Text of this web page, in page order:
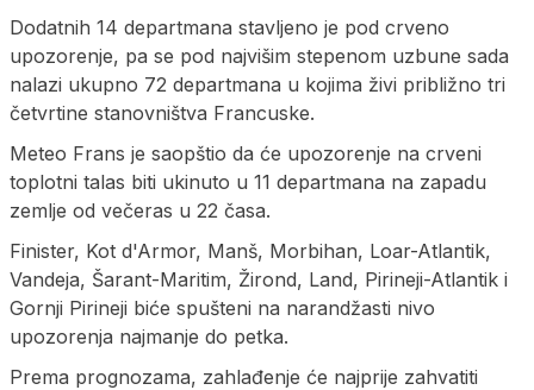
Dodatnih 14 departmana stavljeno je pod crveno
upozorenje, pa se pod najvišim stepenom uzbune sada
nalazi ukupno 72 departmana u kojima živi približno tri
četvrtine stanovništva Francuske.
Meteo Frans je saopštio da će upozorenje na crveni
toplotni talas biti ukinuto u 11 departmana na zapadu
zemlje od večeras u 22 časa.
Finister, Kot d'Armor, Manš, Morbihan, Loar-Atlantik,
Vandeja, Šarant-Maritim, Žirond, Land, Pirineji-Atlantik i
Gornji Pirineji biće spušteni na narandžasti nivo
upozorenja najmanje do petka.
Prema prognozama, zahlađenje će najprije zahvatiti